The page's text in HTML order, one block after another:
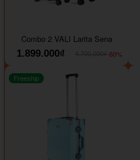
Combo 2 VALI Larita Sena
1.899.000₫
-60%
Freeship